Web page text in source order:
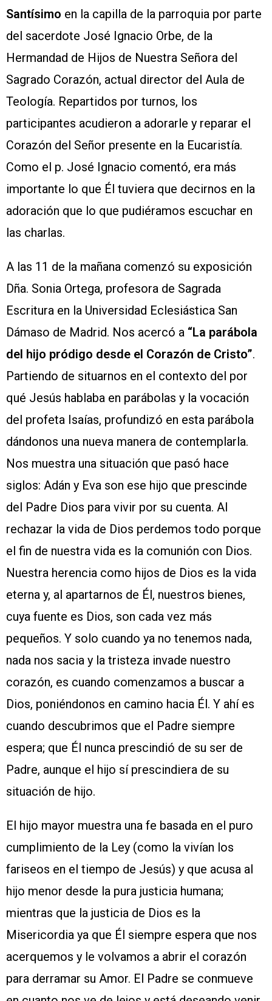
Santísimo en la capilla de la parroquia por parte
del sacerdote José Ignacio Orbe, de la
Hermandad de Hijos de Nuestra Señora del
Sagrado Corazón, actual director del Aula de
Teología. Repartidos por turnos, los
participantes acudieron a adorarle y reparar el
Corazón del Señor presente en la Eucaristía.
Como el p. José Ignacio comentó, era más
importante lo que Él tuviera que decirnos en la
adoración que lo que pudiéramos escuchar en
las charlas.
A las 11 de la mañana comenzó su exposición
Dña. Sonia Ortega, profesora de Sagrada
Escritura en la Universidad Eclesiástica San
Dámaso de Madrid. Nos acercó a “La parábola
del hijo pródigo desde el Corazón de Cristo”.
Partiendo de situarnos en el contexto del por
qué Jesús hablaba en parábolas y la vocación
del profeta Isaías, profundizó en esta parábola
dándonos una nueva manera de contemplarla.
Nos muestra una situación que pasó hace
siglos: Adán y Eva son ese hijo que prescinde
del Padre Dios para vivir por su cuenta. Al
rechazar la vida de Dios perdemos todo porque
el fin de nuestra vida es la comunión con Dios.
Nuestra herencia como hijos de Dios es la vida
eterna y, al apartarnos de Él, nuestros bienes,
cuya fuente es Dios, son cada vez más
pequeños. Y solo cuando ya no tenemos nada,
nada nos sacia y la tristeza invade nuestro
corazón, es cuando comenzamos a buscar a
Dios, poniéndonos en camino hacia Él. Y ahí es
cuando descubrimos que el Padre siempre
espera; que Él nunca prescindió de su ser de
Padre, aunque el hijo sí prescindiera de su
situación de hijo.
El hijo mayor muestra una fe basada en el puro
cumplimiento de la Ley (como la vivían los
fariseos en el tiempo de Jesús) y que acusa al
hijo menor desde la pura justicia humana;
mientras que la justicia de Dios es la
Misericordia ya que Él siempre espera que nos
acerquemos y le volvamos a abrir el corazón
para derramar su Amor. El Padre se conmueve